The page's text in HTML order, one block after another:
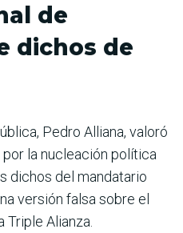
de
dichos de
Pedro Alliana, valoró
la nucleación política
dichos del mandatario
versión falsa sobre el
Triple Alianza.